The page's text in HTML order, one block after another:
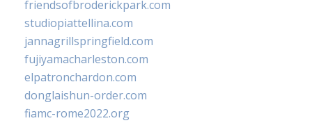
friendsofbroderickpark.com
studiopiattellina.com
jannagrillspringfield.com
fujiyamacharleston.com
elpatronchardon.com
donglaishun-order.com
fiamc-rome2022.org